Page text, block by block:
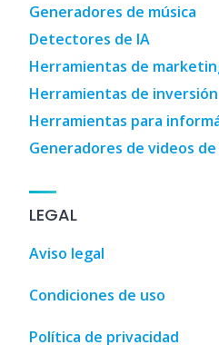
Generadores de música
Detectores de IA
Herramientas de
Herramientas de inversión
Herramientas para
Generadores de videos
LEGAL
Aviso legal
Condiciones de uso
Política de privacidad